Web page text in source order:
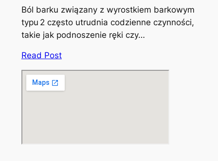
Ból barku związany z wyrostkiem barkowym
typu 2 często utrudnia codzienne czynności,
takie jak podnoszenie ręki czy…
Read Post